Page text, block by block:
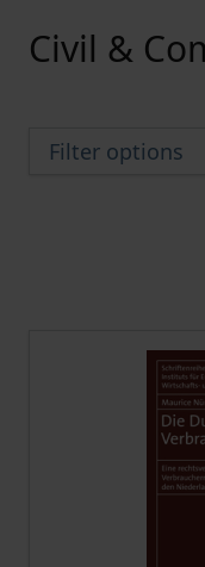
Civil &
Filter options